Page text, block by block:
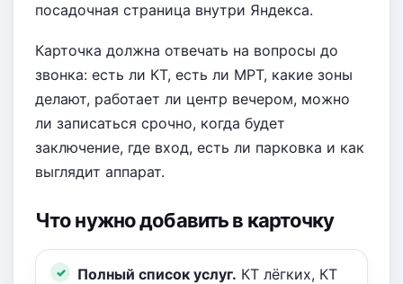
посадочная страница внутри Яндекса.
Карточка должна отвечать на вопросы до
звонка: есть ли КТ, есть ли МРТ, какие зоны
делают, работает ли центр вечером, можно
ли записаться срочно, когда будет
заключение, где вход, есть ли парковка и как
выглядит аппарат.
Что нужно добавить в карточку
Полный список услуг. КТ лёгких, КТ